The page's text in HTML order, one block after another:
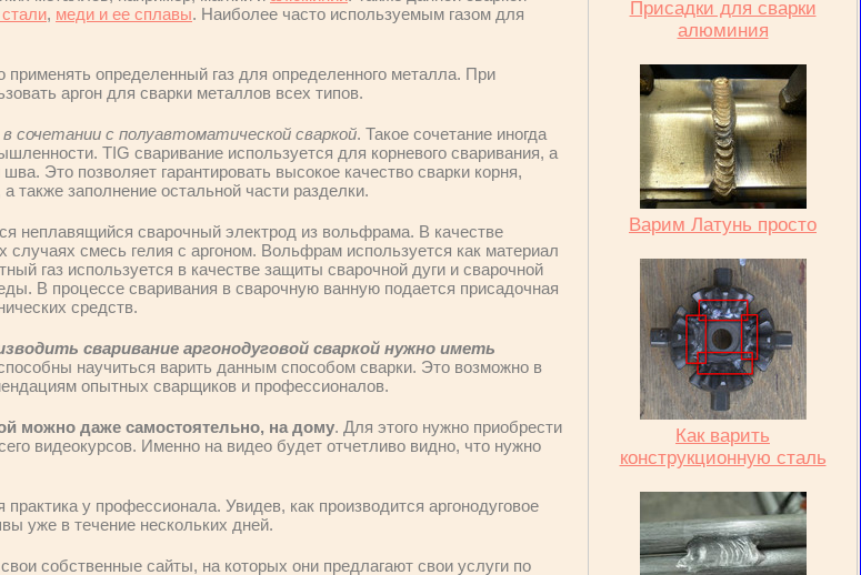
, меди и ее сплавы. Наиболее часто используемым газом для
применять определенный газ для определенного металла. При
аргон для сварки металлов всех типов.
сочетании с полуавтоматической сваркой. Такое сочетание иногда
TIG сваривание используется для корневого сваривания, а
Это позволяет гарантировать высокое качество сварки корня,
также заполнение остальной части разделки.
неплавящийся сварочный электрод из вольфрама. В качестве
случаях смесь гелия с аргоном. Вольфрам используется как материал
газ используется в качестве защиты сварочной дуги и сварочной
В процессе сваривания в сварочную ванную подается присадочная
средств.
сваривание аргонодуговой сваркой нужно иметь
научиться варить данным способом сварки. Это возможно в
опытных сварщиков и профессионалов.
можно даже самостоятельно, на дому. Для этого нужно приобрести
видеокурсов. Именно на видео будет отчетливо видно, что нужно
у профессионала. Увидев, как производится аргонодуговое
уже в течение нескольких дней.
собственные сайты, на которых они предлагают свои услуги по
Присадки для сварки
алюминия
Варим Латунь просто
Как варить
конструкционную сталь